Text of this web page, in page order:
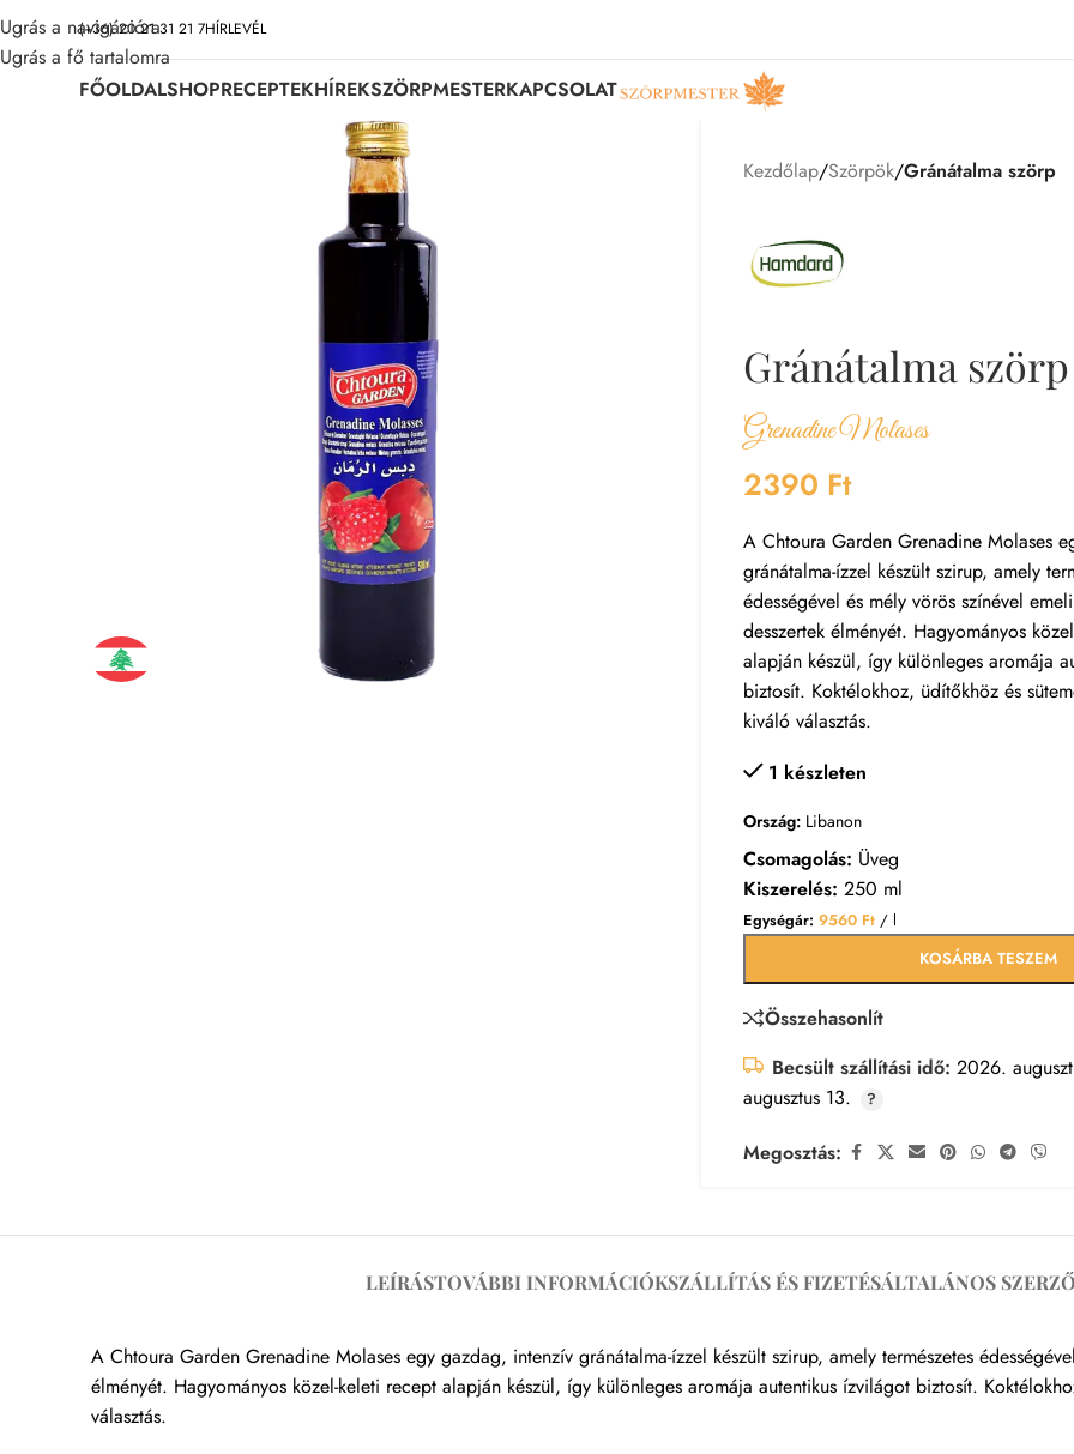
Ugrás a navigációra
Ugrás a fő tartalomra
(+36) 20 21 31 21 7HÍRLEVÉL
FŐOLDALSHOPRECEPTEKHÍREKSZÖRPMESTERKAPCSOLAT
Kezdőlap/Szörpök/Gránátalma szörp
Gránátalma szörp
Grenadine Molases
2390 Ft
A Chtoura Garden Grenadine Molases
gránátalma-ízzel készült szirup, amely
édességével és mély vörös színével
desszertek élményét. Hagyományos
alapján készül, így különleges aromája
biztosít. Koktélokhoz, üdítőkhöz és
kiváló választás.
1 készleten
Ország: Libanon
Csomagolás: Üveg
Kiszerelés:250 ml
Egységár:9560 Ft / l
KOSÁRBA TESZEM
Összehasonlít
Becsült szállítási idő: 2026.
augusztus 13.
Megosztás:
LEÍRÁSTOVÁBBI INFORMÁCIÓKSZÁLLÍTÁS ÉS FIZETÉSÁLTALÁNOS
A Chtoura Garden Grenadine Molases egy gazdag, intenzív gránátalma-ízzel készült szirup, amely természetes
élményét. Hagyományos közel-keleti recept alapján készül, így különleges aromája autentikus ízvilágot biztosít.
választás.